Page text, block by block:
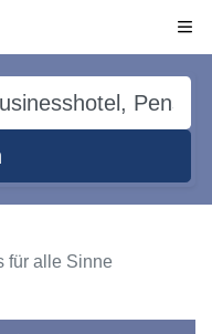
für alle Sinne